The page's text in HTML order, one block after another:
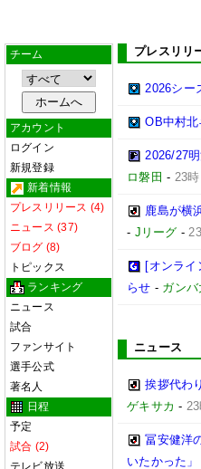
チーム
アカウント
ログイン
新規登録
新着情報
プレスリリース (4)
ニュース (37)
ブログ (8)
トピックス
ランキング
ニュース
試合
ファンサイト
選手公式
著名人
日程
予定
試合 (2)
テレビ放送
プレスリリ
2026シー
OB中村
2026/27
ロ磐田 - 23時
鹿島が横
- Jリーグ -
[オンラ
らせ - ガンバ
ニュース
挨拶代わ
ゲキサカ -
冨安健洋
いたかった」